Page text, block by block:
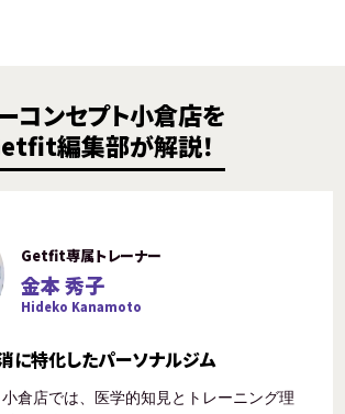
コンセプト小倉店を
編集部が解説！
Getfit専属トレーナー
金本 秀子
Hideko Kanamoto
に特化したパーソナルジム
倉店では、医学的知見とトレーニング理